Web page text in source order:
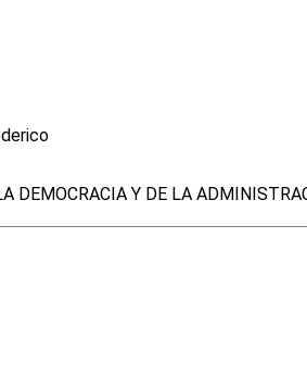
DEMOCRACIA Y DE LA